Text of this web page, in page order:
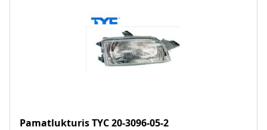
PamatlukturisTYC20-3096-05-2